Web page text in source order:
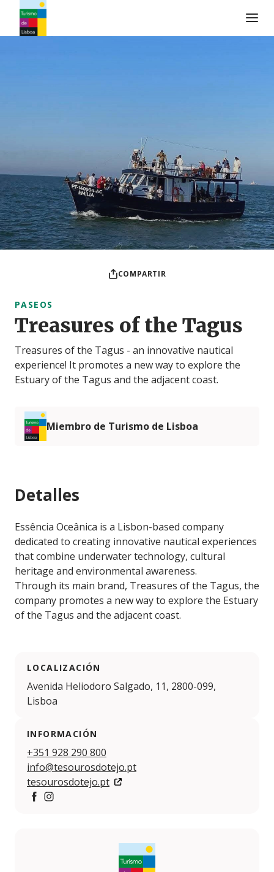
COMPARTIR
PASEOS
Treasures of the Tagus
Treasures of the Tagus - an innovative nautical
experience! It promotes a new way to explore the
Estuary of the Tagus and the adjacent coast.
Miembro de Turismo de Lisboa
Detalles
Essência Oceânica is a Lisbon-based company
dedicated to creating innovative nautical experiences
that combine underwater technology, cultural
heritage and environmental awareness.
Through its main brand, Treasures of the Tagus, the
company promotes a new way to explore the Estuary
of the Tagus and the adjacent coast.
LOCALIZACIÓN
Avenida Heliodoro Salgado, 11, 2800-099,
Lisboa
INFORMACIÓN
+351 928 290 800
info@tesourosdotejo.pt
tesourosdotejo.pt